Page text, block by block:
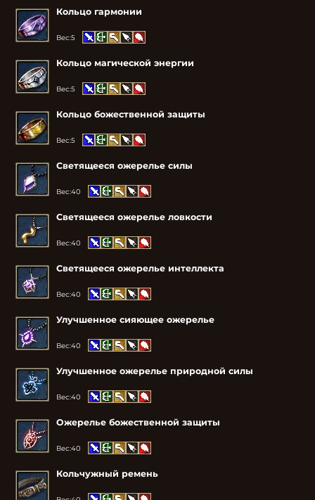
Кольцо гармонии
Вес:5
Кольцо магической энергии
Вес:5
Кольцо божественной защиты
Вес:5
Светящееся ожерелье силы
Вес:40
Светящееся ожерелье ловкости
Вес:40
Светящееся ожерелье интеллекта
Вес:40
Улучшенное сияющее ожерелье
Вес:40
Улучшенное ожерелье природной силы
Вес:40
Ожерелье божественной защиты
Вес:40
Кольчужный ремень